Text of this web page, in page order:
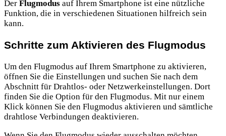
Der Flugmodus auf Ihrem Smartphone ist eine nützliche
Funktion, die in verschiedenen Situationen hilfreich sein
kann.
Schritte zum Aktivieren des Flugmodus
Um den Flugmodus auf Ihrem Smartphone zu aktivieren,
öffnen Sie die Einstellungen und suchen Sie nach dem
Abschnitt für Drahtlos- oder Netzwerkeinstellungen. Dort
finden Sie die Option für den Flugmodus. Mit nur einem
Klick können Sie den Flugmodus aktivieren und sämtliche
drahtlose Verbindungen deaktivieren.